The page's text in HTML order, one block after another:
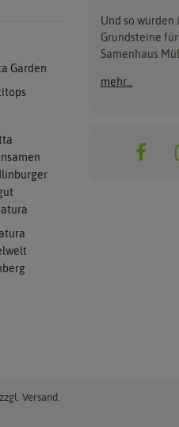
Garden
Und so wurden
Grundsteine
Samenhaus
mehr...
Versand.